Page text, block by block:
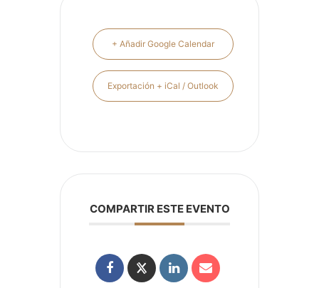
+ Añadir Google Calendar
Exportación + iCal / Outlook
COMPARTIR ESTE EVENTO